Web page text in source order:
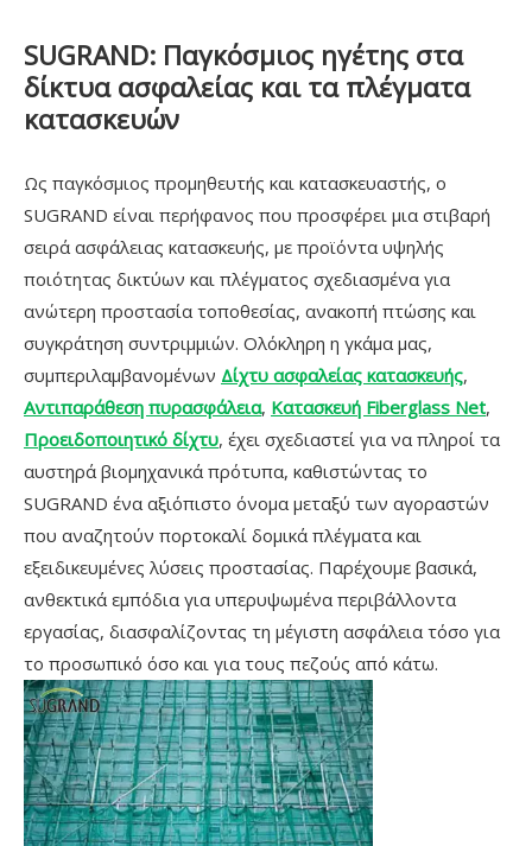
SUGRAND: Παγκόσμιος ηγέτης στα
δίκτυα ασφαλείας και τα πλέγματα
κατασκευών
Ως παγκόσμιος προμηθευτής και κατασκευαστής, ο
SUGRAND είναι περήφανος που προσφέρει μια στιβαρή
σειρά ασφάλειας κατασκευής, με προϊόντα υψηλής
ποιότητας δικτύων και πλέγματος σχεδιασμένα για
ανώτερη προστασία τοποθεσίας, ανακοπή πτώσης και
συγκράτηση συντριμμιών. Ολόκληρη η γκάμα μας,
συμπεριλαμβανομένων Δίχτυ ασφαλείας κατασκευής,
Αντιπαράθεση πυρασφάλεια, Κατασκευή Fiberglass Net,
Προειδοποιητικό δίχτυ, έχει σχεδιαστεί για να πληροί τα
αυστηρά βιομηχανικά πρότυπα, καθιστώντας το
SUGRAND ένα αξιόπιστο όνομα μεταξύ των αγοραστών
που αναζητούν πορτοκαλί δομικά πλέγματα και
εξειδικευμένες λύσεις προστασίας. Παρέχουμε βασικά,
ανθεκτικά εμπόδια για υπερυψωμένα περιβάλλοντα
εργασίας, διασφαλίζοντας τη μέγιστη ασφάλεια τόσο για
το προσωπικό όσο και για τους πεζούς από κάτω.